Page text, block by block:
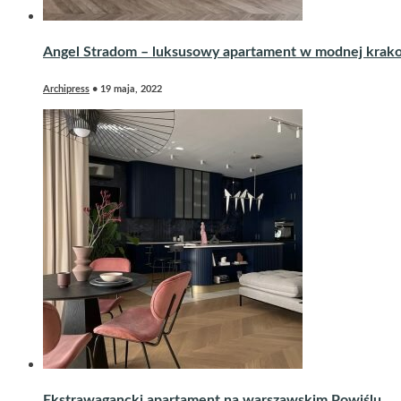
Angel Stradom – luksusowy apartament w modnej
Archipress • 19 maja, 2022